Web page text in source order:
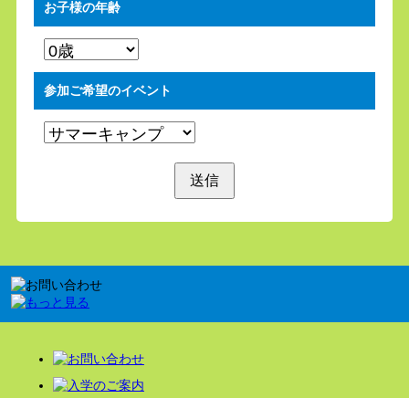
お子様の年齢
参加ご希望のイベント